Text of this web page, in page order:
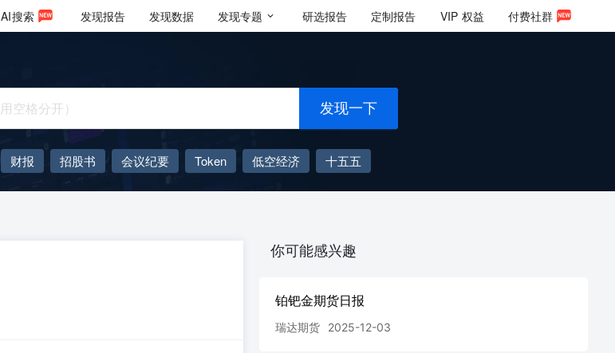
AI搜索 发现报告 发现数据 发现专题 研选报告 定制报告 VIP 权益 付费社群
发现一下
财报 招股书 会议纪要 Token 低空经济
十五五
AIGC
大模型
你可能感兴趣
铂钯金期货日报
瑞达期货 2025-12-03